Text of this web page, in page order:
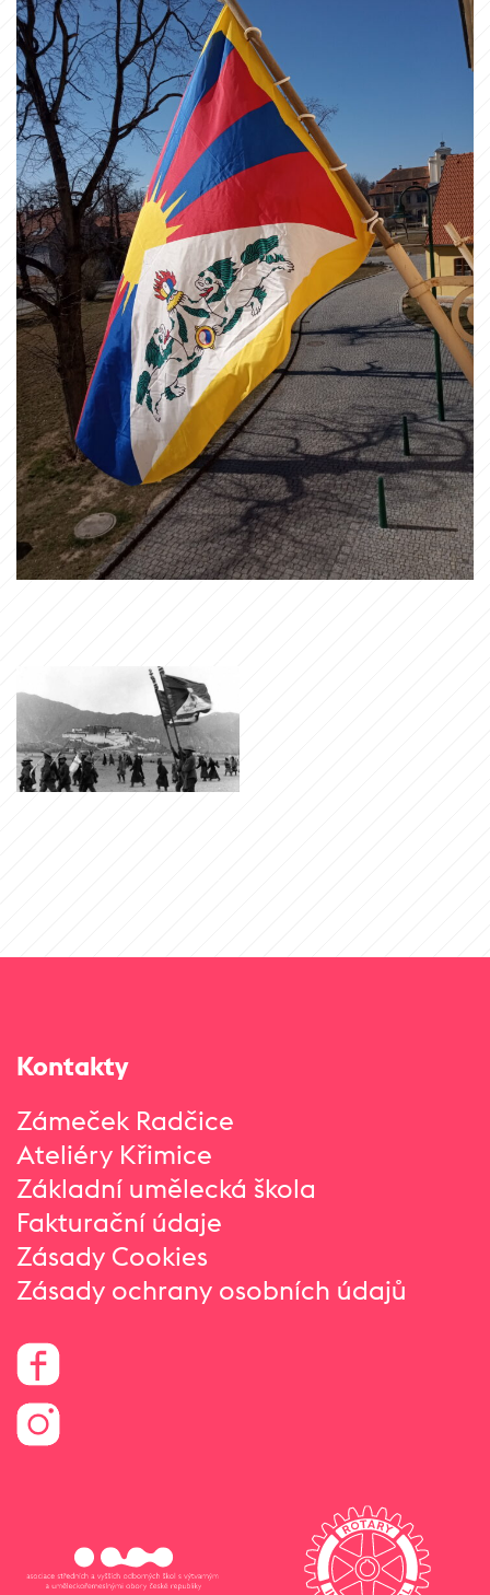
Kontakty
Zámeček Radčice
Ateliéry Křimice
Základní umělecká škola
Fakturační údaje
Zásady Cookies
Zásady ochrany osobních údajů